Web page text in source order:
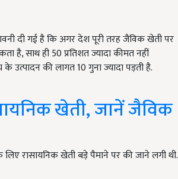
दी गई है कि अगर देश पूरी तरह जैविक खेती पर
है, साथ ही 50 प्रतिशत ज्यादा कीमत नहीं
की लागत 10 गुना ज्यादा पड़ती है.
खेती, जानें जैविक
रासायनिक खेती बड़े पैमाने पर की जाने लगी थी.